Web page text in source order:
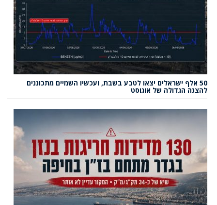
50 אלף ישראלים יצאו לטבע בשבת, ועכשיו השמיים מתכוננים
להצגה הגדולה של אוגוסט